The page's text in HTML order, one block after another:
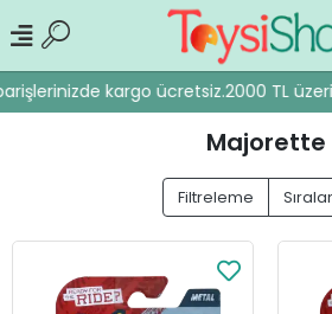
kargo ücretsiz.2000 TL üzeri
Majorette
Filtreleme